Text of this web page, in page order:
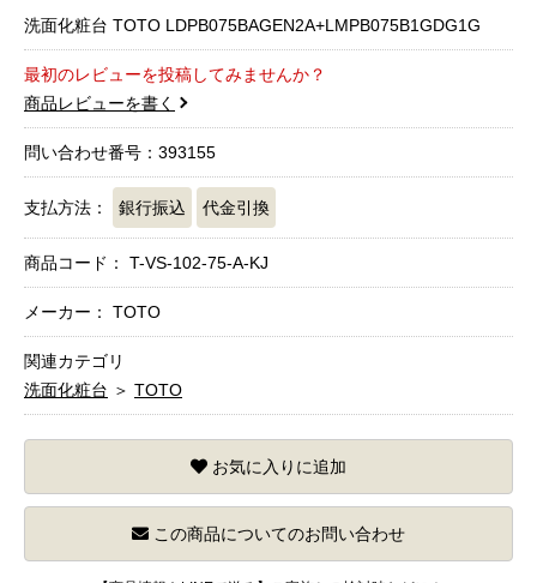
洗面化粧台 TOTO LDPB075BAGEN2A+LMPB075B1GDG1G
最初のレビューを投稿してみませんか？
商品レビューを書く
問い合わせ番号：393155
支払方法： 銀行振込 代金引換
商品コード： T-VS-102-75-A-KJ
メーカー： TOTO
関連カテゴリ
洗面化粧台 ＞ TOTO
お気に入りに追加
この商品についてのお問い合わせ